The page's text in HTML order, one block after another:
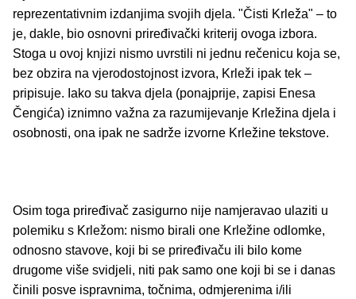
reprezentativnim izdanjima svojih djela. "Čisti Krleža" – to
je, dakle, bio osnovni priređivački kriterij ovoga izbora.
Stoga u ovoj knjizi nismo uvrstili ni jednu rečenicu koja se,
bez obzira na vjerodostojnost izvora, Krleži ipak tek –
pripisuje. Iako su takva djela (ponajprije, zapisi Enesa
Čengića) iznimno važna za razumijevanje Krležina djela i
osobnosti, ona ipak ne sadrže izvorne Krležine tekstove.
Osim toga priređivač zasigurno nije namjeravao ulaziti u
polemiku s Krležom: nismo birali one Krležine odlomke,
odnosno stavove, koji bi se priređivaču ili bilo kome
drugome više svidjeli, niti pak samo one koji bi se i danas
činili posve ispravnima, točnima, odmjerenima i/ili